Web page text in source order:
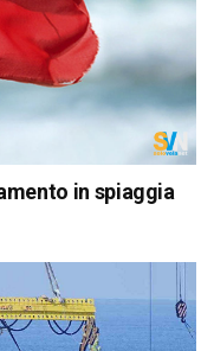
in spiaggia